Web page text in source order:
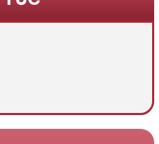
kiểm chứng? Bài viết hôm